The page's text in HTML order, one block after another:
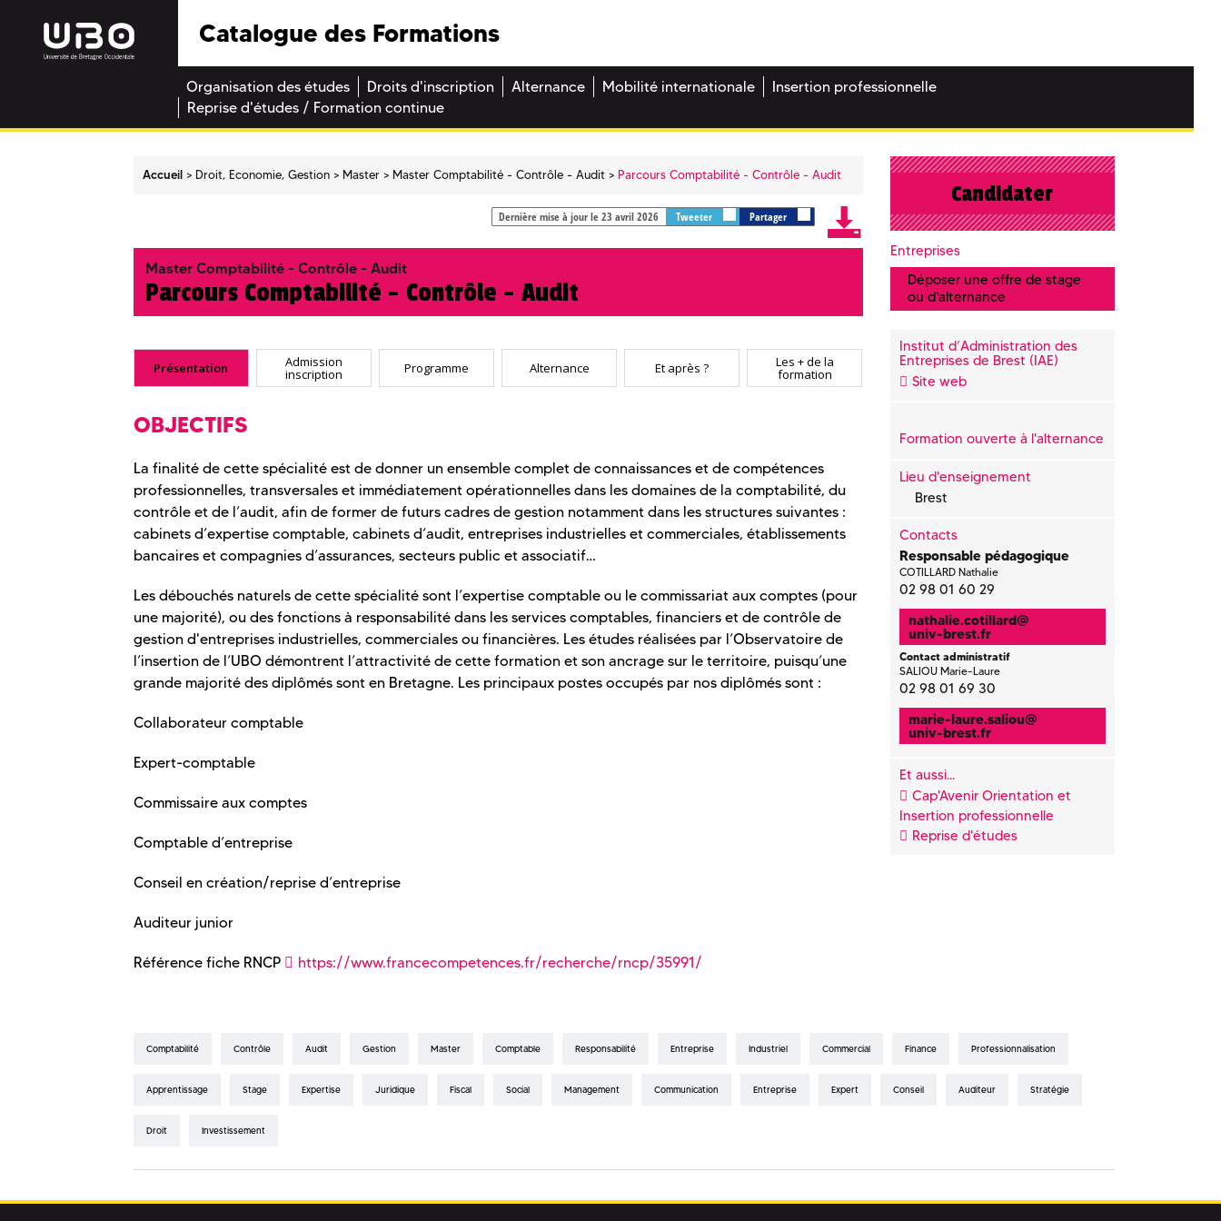
Catalogue des Formations
Organisation des études Droits d'inscription Alternance Mobilité internationale
Insertion professionnelle
Reprise d'études / Formation continue
Accueil Droit, Economie, Gestion Master Master Comptabilité - Contrôle - Audit Parcours Comptabilité - Contrôle - Audit
Dernière mise à jour le 23 avril 2026 Tweeter Partager
Master Comptabilité - Contrôle - Audit
Parcours Comptabilité - Contrôle - Audit
Présentation Admission
inscription Programme Alternance Et après ? Les + de la
formation
OBJECTIFS
La finalité de cette spécialité est de donner un ensemble complet de connaissances et de compétences
professionnelles, transversales et immédiatement opérationnelles dans les domaines de la comptabilité, du
contrôle et de l’audit, afin de former de futurs cadres de gestion notamment dans les structures suivantes :
cabinets d’expertise comptable, cabinets d’audit, entreprises industrielles et commerciales, établissements
bancaires et compagnies d’assurances, secteurs public et associatif…
Les débouchés naturels de cette spécialité sont l’expertise comptable ou le commissariat aux comptes (pour
une majorité), ou des fonctions à responsabilité dans les services comptables, financiers et de contrôle de
gestion d'entreprises industrielles, commerciales ou financières. Les études réalisées par l’Observatoire de
l’insertion de l’UBO démontrent l’attractivité de cette formation et son ancrage sur le territoire, puisqu’une
grande majorité des diplômés sont en Bretagne. Les principaux postes occupés par nos diplômés sont :
Collaborateur comptable
Expert-comptable
Commissaire aux comptes
Comptable d’entreprise
Conseil en création/reprise d’entreprise
Auditeur junior
Référence fiche RNCP https://www.francecompetences.fr/recherche/rncp/35991/
Candidater
Entreprises
Déposer une offre de stage
ou d'alternance
Institut d’Administration des
Entreprises de Brest (IAE)
Site web
Formation ouverte à l'alternance
Lieu d'enseignement
Brest
Contacts
Responsable pédagogique
COTILLARD Nathalie
02 98 01 60 29
nathalie.cotillard@
univ-brest.fr
Contact administratif
SALIOU Marie-Laure
02 98 01 69 30
marie-laure.saliou@
univ-brest.fr
Et aussi...
Cap'Avenir Orientation et
Insertion professionnelle
Reprise d'études
Comptabilité Contrôle Audit Gestion Master Comptable Responsabilité Entreprise Industriel Commercial Finance Professionnalisation
Apprentissage Stage Expertise Juridique Fiscal Social Management Communication Entreprise Expert Conseil Auditeur Stratégie
Droit Investissement